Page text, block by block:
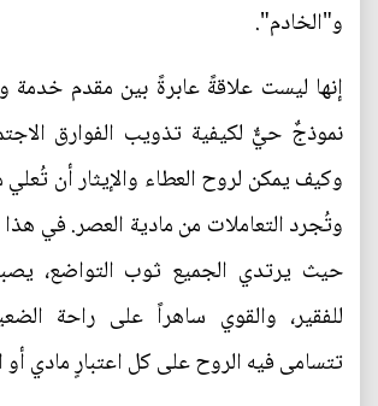
و"الخادم".
إنها ليست علاقةً عابرةً بين مقدم خدمة
نموذجٌ حيٌّ لكيفية تذويب الفوارق
وكيف يمكن لروح العطاء والإيثار أن تُعلي
وتُجرد التعاملات من مادية العصر. في هذا
حيث يرتدي الجميع ثوب التواضع،
للفقير، والقوي ساهراً على راحة
تتسامى فيه الروح على كل اعتبارٍ مادي